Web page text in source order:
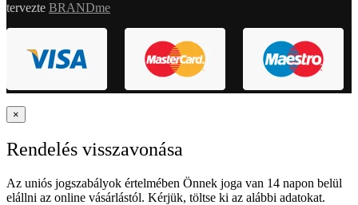
tervezte BRANDme
×
Rendelés visszavonása
Az uniós jogszabályok értelmében Önnek joga van 14 napon belül
elállni az online vásárlástól. Kérjük, töltse ki az alábbi adatokat.